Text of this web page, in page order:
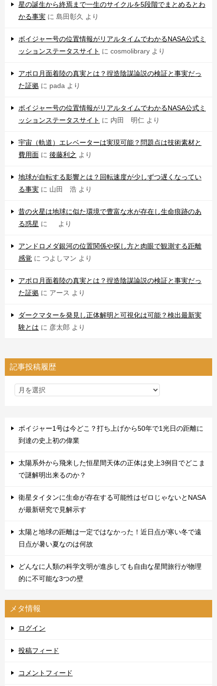
星の誕生から終焉まで一生のサイクルを5段階でまとめるとわ
かる事実 に 島田彰久 より
ボイジャー号の位置情報がリアルタイムでわかるNASA公式ミ
ッションステータスサイト に cosmolibrary より
アポロ月面着陸の真実とは？捏造陰謀論説の検証と事実だっ
た証拠 に pada より
ボイジャー号の位置情報がリアルタイムでわかるNASA公式ミ
ッションステータスサイト に 内田 明仁 より
宇宙（軌道）エレベーターは実現可能？問題点は技術素材と
費用面 に 後藤利之 より
地球が自転する影響とは？回転速度が少しずつ遅くなってい
る事実 に 山田 浩 より
昔の火星は地球に似た環境で豊富な水が存在し生命痕跡のあ
る惑星 に より
アンドロメダ銀河の位置関係や探し方と肉眼で観測する距離
感覚 に つよしマン より
アポロ月面着陸の真実とは？捏造陰謀論説の検証と事実だっ
た証拠 に アース より
ダークマターを発見し正体解明と可視化は可能？検出最新実
験とは に 彦太郎 より
記事投稿履歴
ボイジャー1号は今どこ？打ち上げから50年で1光日の距離に
到達の史上初の偉業
太陽系外から飛来した恒星間天体の正体は史上3例目でどこま
で謎解明出来るのか？
衛星タイタンに生命が存在する可能性はゼロじゃないとNASA
が最新研究で見解示す
太陽と地球の距離は一定ではなかった！近日点が寒い冬で遠
日点が暑い夏なのは何故
どんなに人類の科学文明が進歩しても自由な星間旅行が物理
的に不可能な3つの壁
メタ情報
ログイン
投稿フィード
コメントフィード